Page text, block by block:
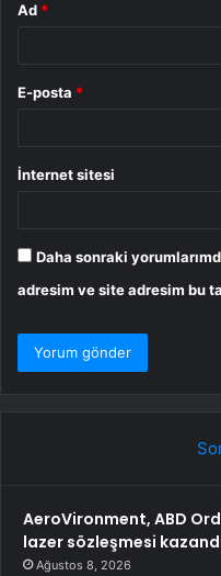
Ad *
E-posta *
İnternet sitesi
Daha sonraki
adresim ve site adresim bu
AeroVironment, ABD
lazer sözleşmesi
Ağustos 8, 2026